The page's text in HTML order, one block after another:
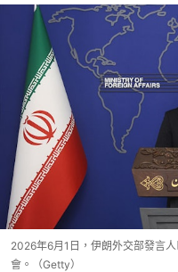
2026年6月1日，伊朗外交部發言
會。（Getty）